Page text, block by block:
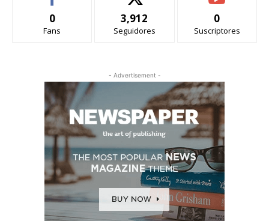
0
Fans
3,912
Seguidores
0
Suscriptores
- Advertisement -